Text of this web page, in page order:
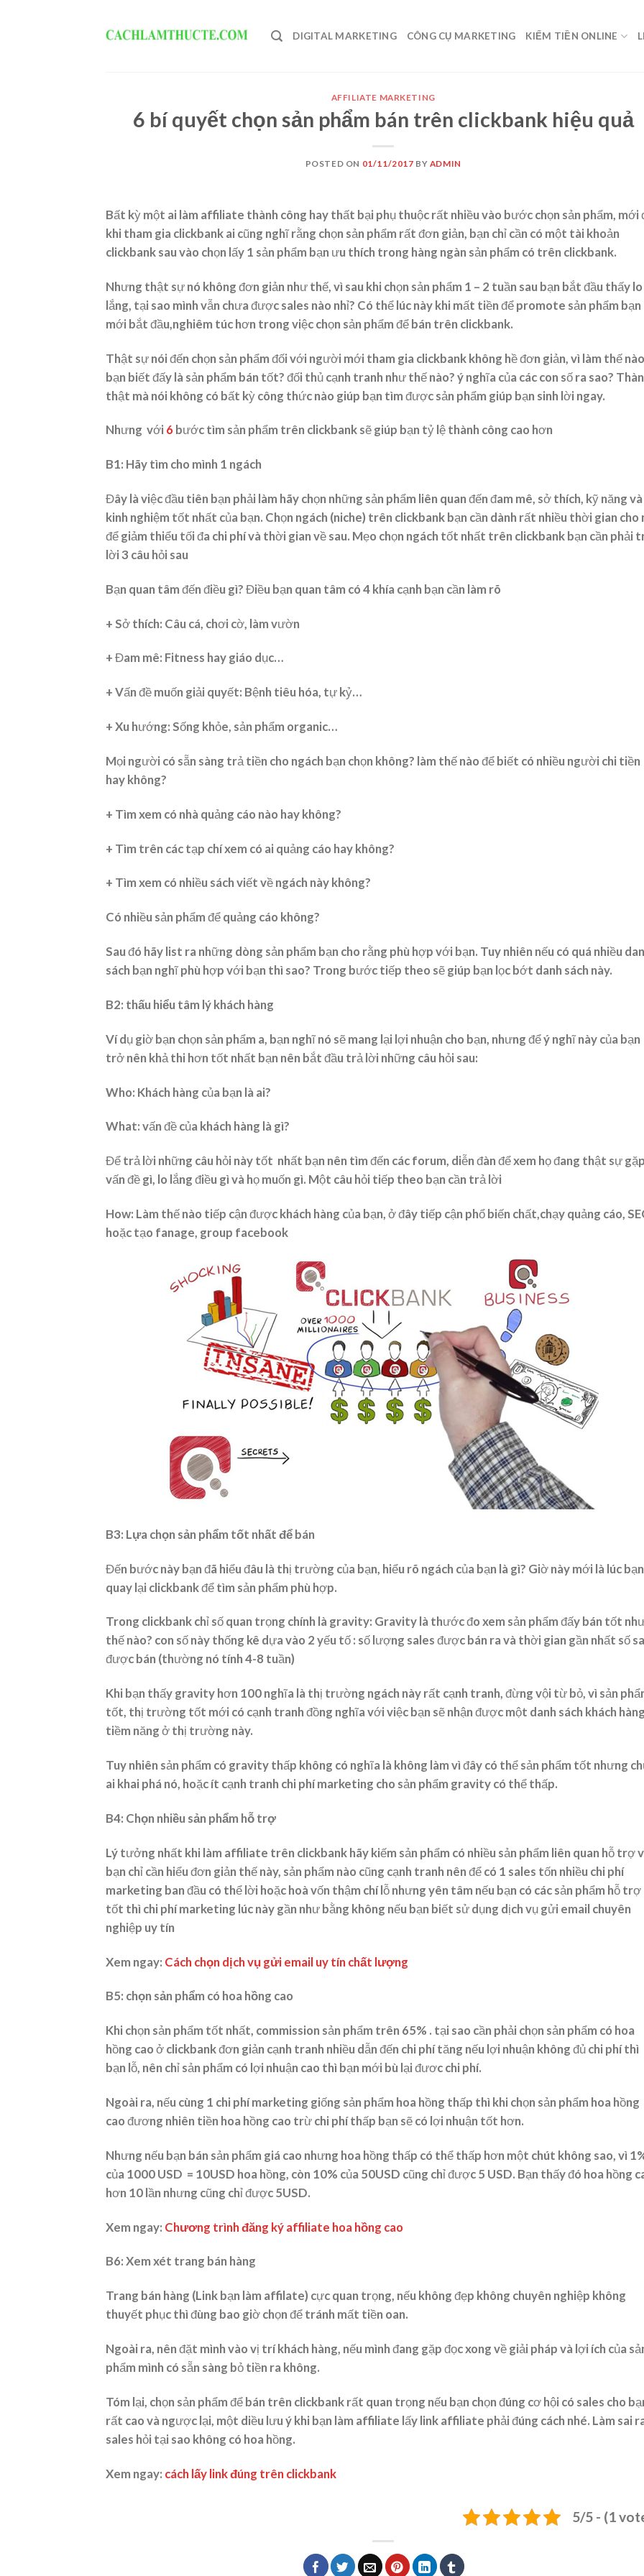
DIGITAL MARKETING CÔNG CỤ MARKETING KIẾM TIỀN ONLINE
AFFILIATE MARKETING
6 bí quyết chọn sản phẩm bán trên clickbank hiệu quả
POSTED ON 01/11/2017 BY ADMIN
Bất kỳ một ai làm affiliate thành công hay thất bại phụ thuộc rất nhiều vào bước chọn sản phẩm, mới
khi tham gia clickbank ai cũng nghĩ rằng chọn sản phẩm rất đơn giản, bạn chỉ cần có một tài khoản
clickbank sau vào chọn lấy 1 sản phẩm bạn ưu thích trong hàng ngàn sản phẩm có trên clickbank.
Nhưng thật sự nó không đơn giản như thế, vì sau khi chọn sản phẩm 1 – 2 tuần sau bạn bắt đầu thấy lo
lắng, tại sao mình vẫn chưa được sales nào nhỉ? Có thể lúc này khi mất tiền để promote sản phẩm bạn
mới bắt đầu,nghiêm túc hơn trong việc chọn sản phẩm để bán trên clickbank.
Thật sự nói đến chọn sản phẩm đối với người mới tham gia clickbank không hề đơn giản, vì làm thế
bạn biết đấy là sản phẩm bán tốt? đối thủ cạnh tranh như thế nào? ý nghĩa của các con số ra sao?
thật mà nói không có bất kỳ công thức nào giúp bạn tìm được sản phẩm giúp bạn sinh lời ngay.
Nhưng với 6 bước tìm sản phẩm trên clickbank sẽ giúp bạn tỷ lệ thành công cao hơn
B1: Hãy tìm cho mình 1 ngách
Đây là việc đầu tiên bạn phải làm hãy chọn những sản phẩm liên quan đến đam mê, sở thích, kỹ năng và
kinh nghiệm tốt nhất của bạn. Chọn ngách (niche) trên clickbank bạn cần dành rất nhiều thời gian cho
để giảm thiểu tối đa chi phí và thời gian về sau. Mẹo chọn ngách tốt nhất trên clickbank bạn cần phải
lời 3 câu hỏi sau
Bạn quan tâm đến điều gì? Điều bạn quan tâm có 4 khía cạnh bạn cần làm rõ
+ Sở thích: Câu cá, chơi cờ, làm vườn
+ Đam mê: Fitness hay giáo dục…
+ Vấn đề muốn giải quyết: Bệnh tiêu hóa, tự kỷ…
+ Xu hướng: Sống khỏe, sản phẩm organic…
Mọi người có sẵn sàng trả tiền cho ngách bạn chọn không? làm thế nào để biết có nhiều người chi tiền
hay không?
+ Tìm xem có nhà quảng cáo nào hay không?
+ Tìm trên các tạp chí xem có ai quảng cáo hay không?
+ Tìm xem có nhiều sách viết về ngách này không?
Có nhiều sản phẩm để quảng cáo không?
Sau đó hãy list ra những dòng sản phẩm bạn cho rằng phù hợp với bạn. Tuy nhiên nếu có quá nhiều
sách bạn nghĩ phù hợp với bạn thì sao? Trong bước tiếp theo sẽ giúp bạn lọc bớt danh sách này.
B2: thấu hiểu tâm lý khách hàng
Ví dụ giờ bạn chọn sản phẩm a, bạn nghĩ nó sẽ mang lại lợi nhuận cho bạn, nhưng để ý nghĩ này của bạn
trở nên khả thi hơn tốt nhất bạn nên bắt đầu trả lời những câu hỏi sau:
Who: Khách hàng của bạn là ai?
What: vấn đề của khách hàng là gì?
Để trả lời những câu hỏi này tốt nhất bạn nên tìm đến các forum, diễn đàn để xem họ đang thật sự
vấn đề gì, lo lắng điều gì và họ muốn gì. Một câu hỏi tiếp theo bạn cần trả lời
How: Làm thế nào tiếp cận được khách hàng của bạn, ở đây tiếp cận phổ biến chất,chạy quảng cáo,
hoặc tạo fanage, group facebook
B3: Lựa chọn sản phẩm tốt nhất để bán
Đến bước này bạn đã hiểu đâu là thị trường của bạn, hiểu rõ ngách của bạn là gì? Giờ này mới là lúc bạn
quay lại clickbank để tìm sản phẩm phù hợp.
Trong clickbank chỉ số quan trọng chính là gravity: Gravity là thước đo xem sản phẩm đấy bán tốt
thế nào? con số này thống kê dựa vào 2 yếu tố : số lượng sales được bán ra và thời gian gần nhất số
được bán (thường nó tính 4-8 tuần)
Khi bạn thấy gravity hơn 100 nghĩa là thị trường ngách này rất cạnh tranh, đừng vội từ bỏ, vì sản
tốt, thị trường tốt mới có cạnh tranh đồng nghĩa với việc bạn sẽ nhận được một danh sách khách
tiềm năng ở thị trường này.
Tuy nhiên sản phẩm có gravity thấp không có nghĩa là không làm vì đây có thể sản phẩm tốt nhưng
ai khai phá nó, hoặc ít cạnh tranh chi phí marketing cho sản phẩm gravity có thể thấp.
B4: Chọn nhiều sản phẩm hỗ trợ
Lý tưởng nhất khi làm affiliate trên clickbank hãy kiếm sản phẩm có nhiều sản phẩm liên quan hỗ trợ
bạn chỉ cần hiểu đơn giản thế này, sản phẩm nào cũng cạnh tranh nên để có 1 sales tốn nhiều chi phí
marketing ban đầu có thể lời hoặc hoà vốn thậm chí lỗ nhưng yên tâm nếu bạn có các sản phẩm hỗ trợ
tốt thì chi phí marketing lúc này gần như bằng không nếu bạn biết sử dụng dịch vụ gửi email chuyên
nghiệp uy tín
Xem ngay: Cách chọn dịch vụ gửi email uy tín chất lượng
B5: chọn sản phẩm có hoa hồng cao
Khi chọn sản phẩm tốt nhất, commission sản phẩm trên 65% . tại sao cần phải chọn sản phẩm có hoa
hồng cao ở clickbank đơn giản cạnh tranh nhiều dẫn đến chi phí tăng nếu lợi nhuận không đủ chi phí thì
bạn lỗ, nên chỉ sản phẩm có lợi nhuận cao thì bạn mới bù lại đươc chi phí.
Ngoài ra, nếu cùng 1 chi phí marketing giống sản phẩm hoa hồng thấp thì khi chọn sản phẩm hoa hồng
cao đương nhiên tiền hoa hồng cao trừ chi phí thấp bạn sẽ có lợi nhuận tốt hơn.
Nhưng nếu bạn bán sản phẩm giá cao nhưng hoa hồng thấp có thể thấp hơn một chút không sao, vì
của 1000 USD = 10USD hoa hồng, còn 10% của 50USD cũng chỉ được 5 USD. Bạn thấy đó hoa hồng
hơn 10 lần nhưng cũng chỉ được 5USD.
Xem ngay: Chương trình đăng ký affiliate hoa hồng cao
B6: Xem xét trang bán hàng
Trang bán hàng (Link bạn làm affilate) cực quan trọng, nếu không đẹp không chuyên nghiệp không
thuyết phục thì đùng bao giờ chọn để tránh mất tiền oan.
Ngoài ra, nên đặt mình vào vị trí khách hàng, nếu mình đang gặp đọc xong về giải pháp và lợi ích của
phẩm mình có sẵn sàng bỏ tiền ra không.
Tóm lại, chọn sản phẩm để bán trên clickbank rất quan trọng nếu bạn chọn đúng cơ hội có sales cho
rất cao và ngược lại, một diều lưu ý khi bạn làm affiliate lấy link affiliate phải đúng cách nhé. Làm sai
sales hỏi tại sao không có hoa hồng.
Xem ngay: cách lấy link đúng trên clickbank
5/5 - (1